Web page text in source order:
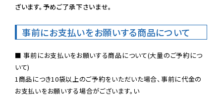
ざいます。予めご了承下さいませ。
事前にお支払いをお願いする商品について
■ 事前にお支払いをお願いする商品について(大量のご予約につ
いて)
1商品につき10袋以上のご予約をいただいた場合、事前に代金の
お支払いをお願いする場合がございます。い